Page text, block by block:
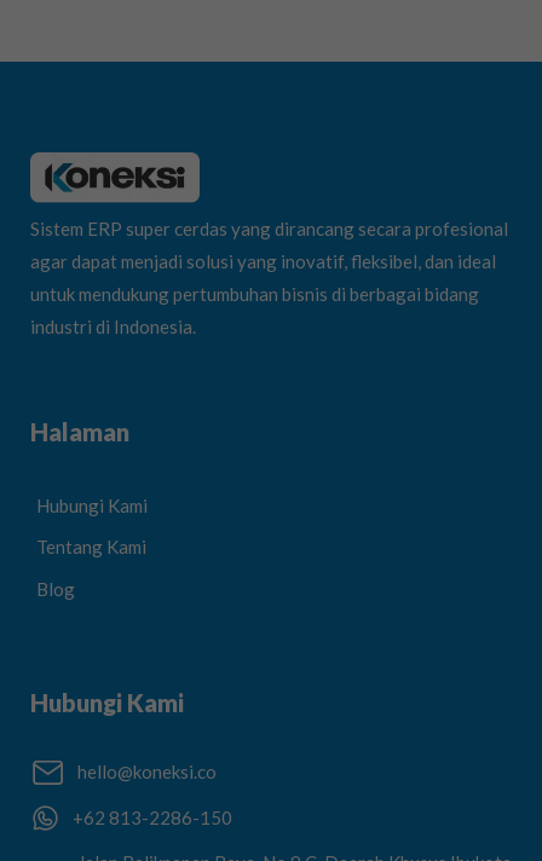
Sistem ERP super cerdas yang dirancang secara profesional
agar dapat menjadi solusi yang inovatif, fleksibel, dan ideal
untuk mendukung pertumbuhan bisnis di berbagai bidang
industri di Indonesia.
Halaman
Hubungi Kami
Tentang Kami
Blog
Hubungi Kami
hello@koneksi.co
+62 813-2286-150